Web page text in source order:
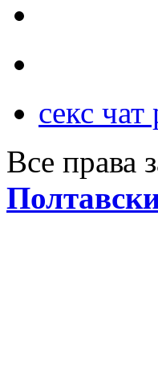
секс чат
Все